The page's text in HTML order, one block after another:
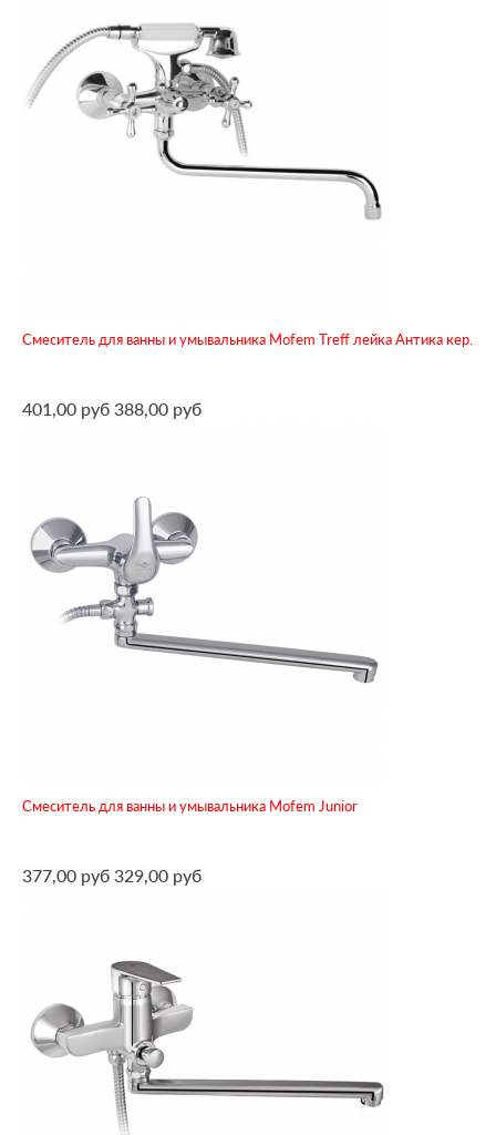
Смеситель для ванны и умывальника Mofem Treff лейка Антика кер.
401,00 руб 388,00 руб
Смеситель для ванны и умывальника Mofem Junior
377,00 руб 329,00 руб